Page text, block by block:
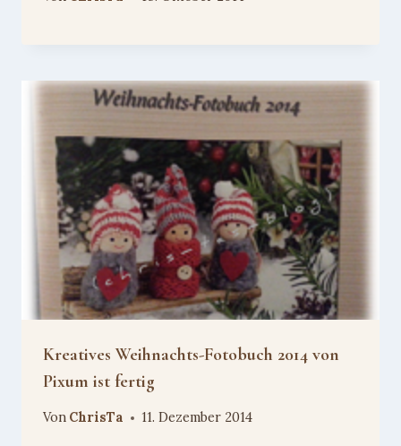
Kreatives Weihnachts-Fotobuch 2014 von
Pixum ist fertig
Von ChrisTa 11. Dezember 2014